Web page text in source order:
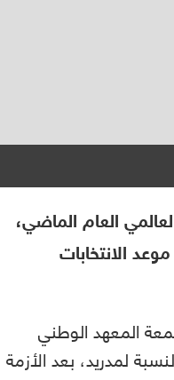
العام الماضي،
الانتخابات
أولى نشره الجمعة المعهد الوطني
لمدريد، بعد الأزمة